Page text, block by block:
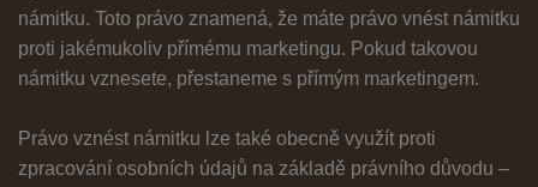
námitku. Toto právo znamená, že máte právo vnést námitku
proti jakémukoliv přímému marketingu. Pokud takovou
námitku vznesete, přestaneme s přímým marketingem.
Právo vznést námitku lze také obecně využít proti
zpracování osobních údajů na základě právního důvodu –